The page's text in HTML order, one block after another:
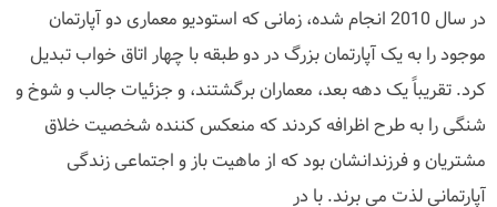
در سال 2010 انجام شده، زمانی که استودیو معماری دو آپارتمان
موجود را به یک آپارتمان بزرگ در دو طبقه با چهار اتاق خواب تبدیل
کرد. تقریباً یک دهه بعد، معماران برگشتند، و جزئیات جالب و شوخ و
شنگی را به طرح اظرافه کردند که منعکس کننده شخصیت خلاق
مشتریان و فرزندانشان بود که از ماهیت باز و اجتماعی زندگی
آپارتمانی لذت می برند. با در